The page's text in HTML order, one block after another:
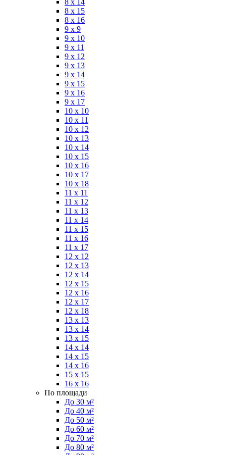
8 x 14
8 x 15
8 x 16
9 x 9
9 x 10
9 x 11
9 x 12
9 x 13
9 x 14
9 x 15
9 x 16
9 x 17
10 x 10
10 x 11
10 x 12
10 x 13
10 x 14
10 x 15
10 x 16
10 x 17
10 x 18
11 x 11
11 x 12
11 x 13
11 x 14
11 x 15
11 x 16
11 x 17
12 x 12
12 x 13
12 x 14
12 x 15
12 x 16
12 x 17
12 x 18
13 x 13
13 x 14
13 x 15
14 x 14
14 x 15
14 x 16
15 x 15
16 x 16
По площади
До 30 м²
До 40 м²
До 50 м²
До 60 м²
До 70 м²
До 80 м²